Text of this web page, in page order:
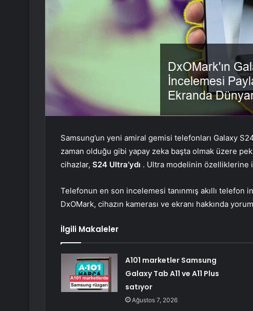
Samsung’un yeni amiral gemisi telefonları Galaxy
zaman olduğu gibi yapay zeka başta olmak üzere
cihazlar, S24 Ultra’ydı . Ultra modelinin özelliklerine
Telefonun en son incelemesi tanınmış akıllı telefon
DxOMark, cihazın kamerası ve ekranı hakkında
İlgili Makaleler
A101 marketler Samsung
Galaxy Tab A11 ve A11 Plus
satıyor
Ağustos 7, 2026